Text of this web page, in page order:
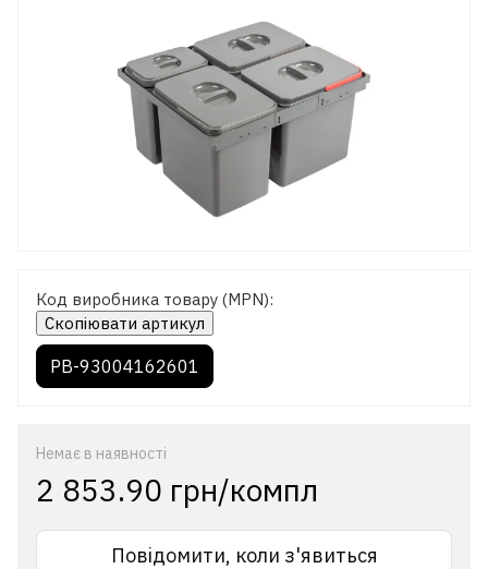
Код виробника товару (MPN):
Скопіювати артикул
PB-93004162601
Немає в наявності
2 853.90 грн/компл
Повідомити, коли з'явиться